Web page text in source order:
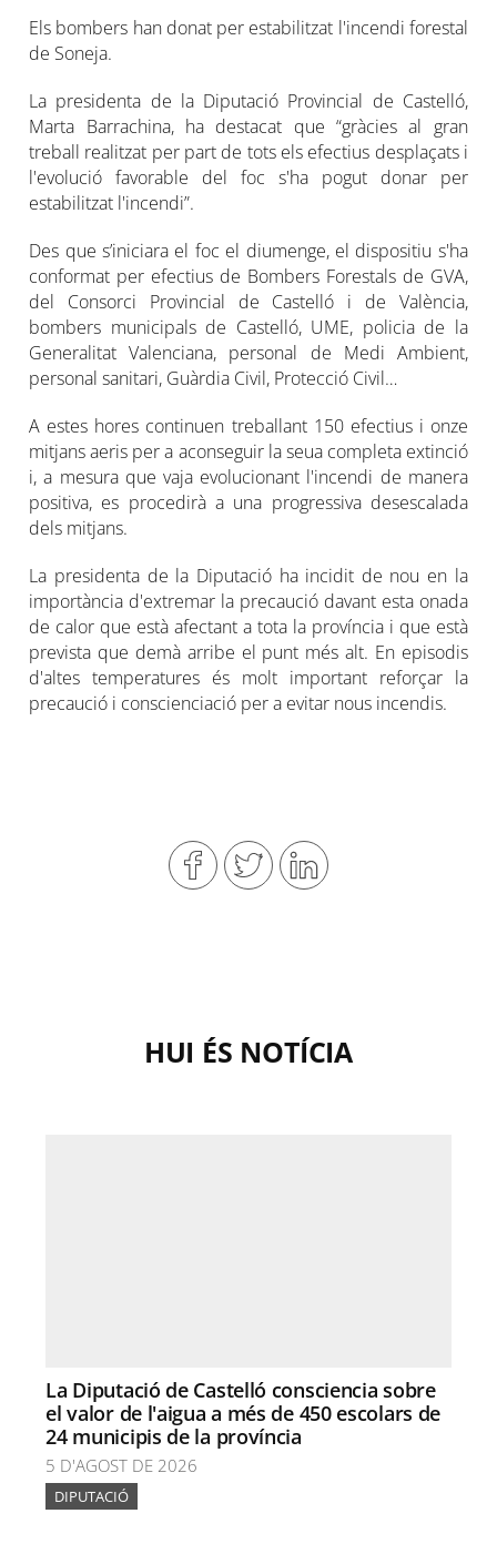
Els bombers han donat per estabilitzat l'incendi forestal
de Soneja.
La presidenta de la Diputació Provincial de Castelló,
Marta Barrachina, ha destacat que “gràcies al gran
treball realitzat per part de tots els efectius desplaçats i
l'evolució favorable del foc s'ha pogut donar per
estabilitzat l'incendi”.
Des que s’iniciara el foc el diumenge, el dispositiu s'ha
conformat per efectius de Bombers Forestals de GVA,
del Consorci Provincial de Castelló i de València,
bombers municipals de Castelló, UME, policia de la
Generalitat Valenciana, personal de Medi Ambient,
personal sanitari, Guàrdia Civil, Protecció Civil…
A estes hores continuen treballant 150 efectius i onze
mitjans aeris per a aconseguir la seua completa extinció
i, a mesura que vaja evolucionant l'incendi de manera
positiva, es procedirà a una progressiva desescalada
dels mitjans.
La presidenta de la Diputació ha incidit de nou en la
importància d'extremar la precaució davant esta onada
de calor que està afectant a tota la província i que està
prevista que demà arribe el punt més alt. En episodis
d'altes temperatures és molt important reforçar la
precaució i conscienciació per a evitar nous incendis.
HUI ÉS NOTÍCIA
La Diputació de Castelló consciencia sobre
el valor de l'aigua a més de 450 escolars de
24 municipis de la província
5 D'AGOST DE 2026
DIPUTACIÓ